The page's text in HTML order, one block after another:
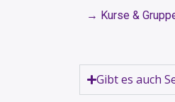
→ Kurse &
Gibt es auch